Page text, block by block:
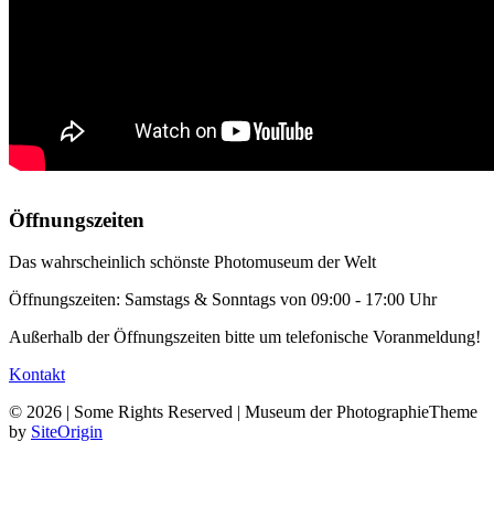
Öffnungszeiten
Das wahrscheinlich schönste Photomuseum der Welt
Öffnungszeiten: Samstags & Sonntags von 09:00 - 17:00 Uhr
Außerhalb der Öffnungszeiten bitte um telefonische Voranmeldung!
Kontakt
© 2026 | Some Rights Reserved | Museum der PhotographieTheme
by SiteOrigin